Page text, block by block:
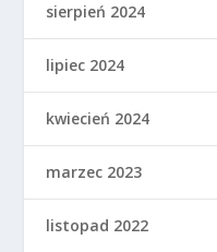
sierpień 2024
lipiec 2024
kwiecień 2024
marzec 2023
listopad 2022